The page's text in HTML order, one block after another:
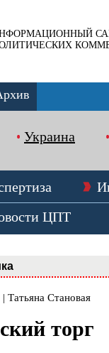
Украина
ЦПТ
Татьяна Становая
торг